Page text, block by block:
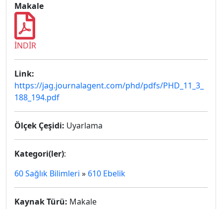
Makale
İNDİR
Link:
https://jag.journalagent.com/phd/pdfs/PHD_11_3_
188_194.pdf
Ölçek Çeşidi: Uyarlama
Kategori(ler):
60 Sağlık Bilimleri » 610 Ebelik
Kaynak Türü: Makale